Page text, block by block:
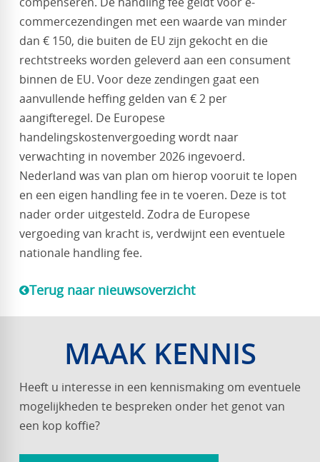
commercezendingen met een waarde van minder
dan € 150, die buiten de EU zijn gekocht en die
rechtstreeks worden geleverd aan een consument
binnen de EU. Voor deze zendingen gaat een
aanvullende heffing gelden van € 2 per
aangifteregel. De Europese
handelingskostenvergoeding wordt naar
verwachting in november 2026 ingevoerd.
Nederland was van plan om hierop vooruit te lopen
en een eigen handling fee in te voeren. Deze is tot
nader order uitgesteld. Zodra de Europese
vergoeding van kracht is, verdwijnt een eventuele
nationale handling fee.
Terug naar nieuwsoverzicht
MAAK KENNIS
Heeft u interesse in een kennismaking om eventuele
mogelijkheden te bespreken onder het genot van
een kop koffie?